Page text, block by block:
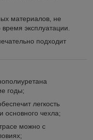
материалов, не
эксплуатации.
подходит
годы;
легкость
основного чехла;
можно с